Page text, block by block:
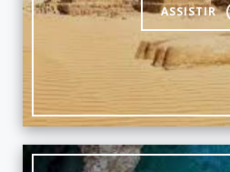
ASSISTIR